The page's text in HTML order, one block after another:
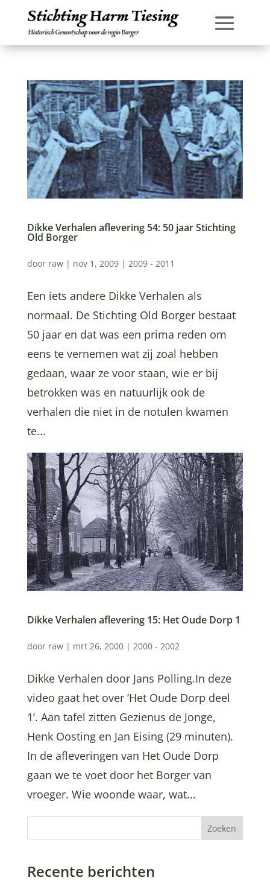
Dikke Verhalen aflevering 54: 50 jaar Stichting
Old Borger
door raw| nov 1, 2009| 2009 - 2011
Een iets andere Dikke Verhalen als
normaal. De Stichting Old Borger bestaat
50 jaar en dat was een prima reden om
eens te vernemen wat zij zoal hebben
gedaan, waar ze voor staan, wie er bij
betrokken was en natuurlijk ook de
verhalen die niet in de notulen kwamen
te...
Dikke Verhalen aflevering 15: Het Oude Dorp 1
door raw| mrt 26, 2000| 2000 - 2002
Dikke Verhalen door Jans Polling.In deze
video gaat het over ‘Het Oude Dorp deel
1’. Aan tafel zitten Gezienus de Jonge,
Henk Oosting en Jan Eising (29 minuten).
In de afleveringen van Het Oude Dorp
gaan we te voet door het Borger van
vroeger. Wie woonde waar, wat...
Zoeken
Recente berichten